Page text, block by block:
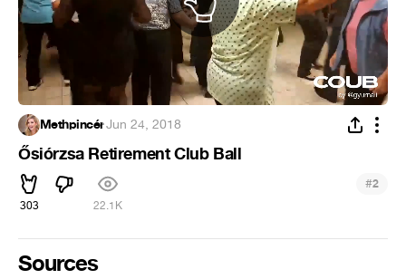
Methpincér·Jun 24, 2018
Ősiórzsa Retirement Club Ball
303 22.1K
#2
Sources